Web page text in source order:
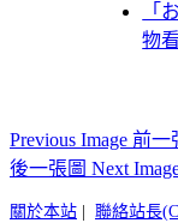
「
物
Previous Image 前一
後一張圖 Next
關於本站 聯絡站長